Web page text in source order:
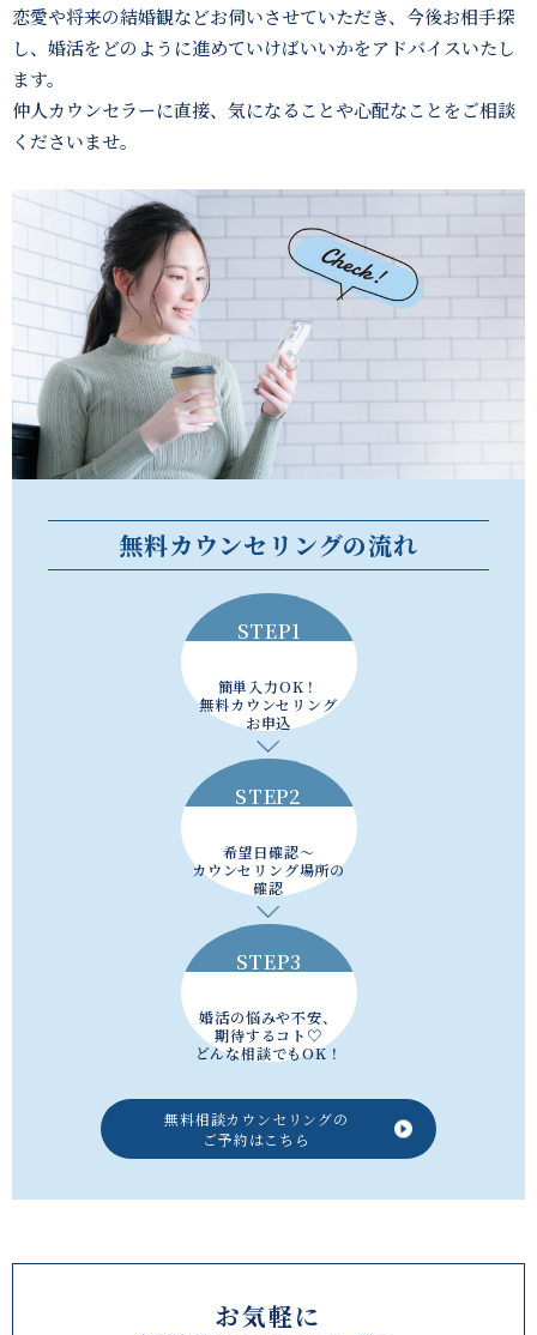
恋愛や将来の結婚観などお伺いさせていただき、 今後お相手探
し、婚活をどのように進めていけばいいかをアドバイスいたし
ます。
仲人カウンセラーに直接、気になることや心配なことをご相談
くださいませ。
無料カウンセリングの流れ
STEP1
簡単入力OK！
無料カウンセリング
お申込
STEP2
希望日確認～
カウンセリング場所の
確認
STEP3
婚活の悩みや不安、
期待するコト♡
どんな相談でもOK！
無料相談カウンセリングの
ご予約はこちら
お気軽に